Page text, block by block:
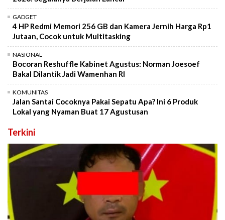
GADGET
4 HP Redmi Memori 256 GB dan Kamera Jernih Harga Rp1
Jutaan, Cocok untuk Multitasking
NASIONAL
Bocoran Reshuffle Kabinet Agustus: Norman Joesoef
Bakal Dilantik Jadi Wamenhan RI
KOMUNITAS
Jalan Santai Cocoknya Pakai Sepatu Apa? Ini 6 Produk
Lokal yang Nyaman Buat 17 Agustusan
Terkini